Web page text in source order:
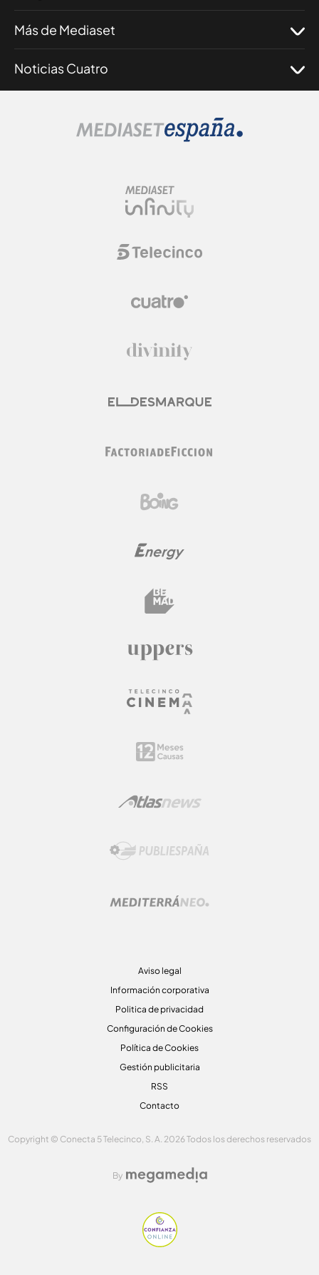
Más de Mediaset
Noticias Cuatro
Aviso legal
Información corporativa
Politica de privacidad
Configuración de Cookies
Política de Cookies
Gestión publicitaria
RSS
Contacto
Copyright © Conecta 5 Telecinco, S. A. 2026 Todos los derechos reservados
By